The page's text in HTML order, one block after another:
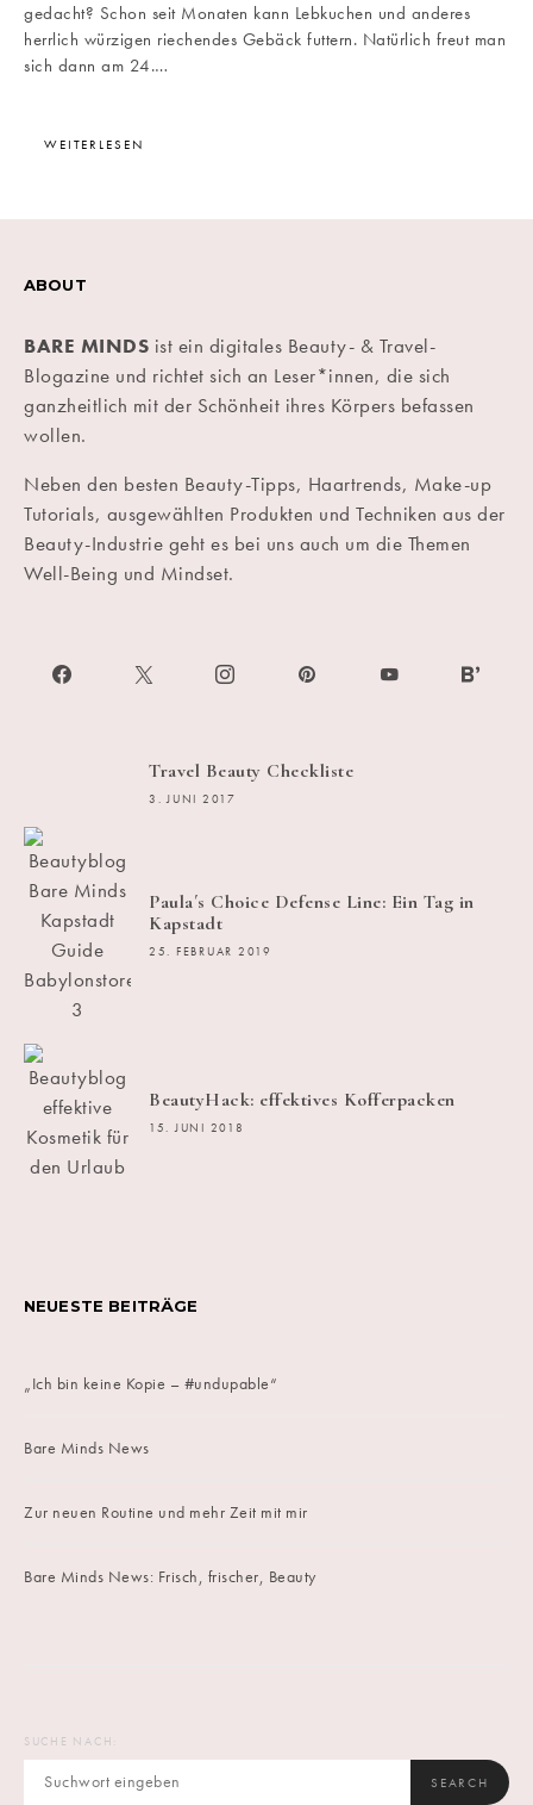
gedacht? Schon seit Monaten kann Lebkuchen und anderes
herrlich würzigen riechendes Gebäck futtern. Natürlich freut man
sich dann am 24.…
WEITERLESEN
ABOUT
BARE MINDS ist ein digitales Beauty- & Travel-
Blogazine und richtet sich an Leser*innen, die sich
ganzheitlich mit der Schönheit ihres Körpers befassen
wollen.
Neben den besten Beauty-Tipps, Haartrends, Make-up
Tutorials, ausgewählten Produkten und Techniken aus der
Beauty-Industrie geht es bei uns auch um die Themen
Well-Being und Mindset.
Travel Beauty Checkliste
3. JUNI 2017
Paula´s Choice Defense Line: Ein Tag in
Kapstadt
25. FEBRUAR 2019
BeautyHack: effektives Kofferpacken
15. JUNI 2018
NEUESTE BEITRÄGE
„Ich bin keine Kopie – #undupable“
Bare Minds News
Zur neuen Routine und mehr Zeit mit mir
Bare Minds News: Frisch, frischer, Beauty
SUCHE NACH:
SEARCH